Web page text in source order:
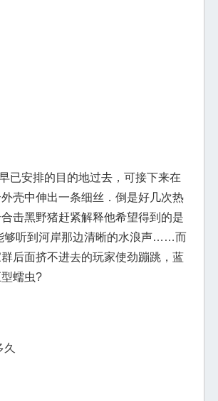
已安排的目的地过去，可接下来在
壳中伸出一条细丝．倒是好几次热
击黑野猪赶紧解释他希望得到的是
够听到河岸那边清晰的水浪声……而
后面挤不进去的玩家使劲蹦跳，蓝
蠕虫?